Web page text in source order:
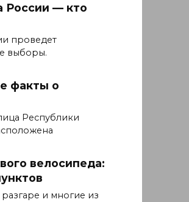
России — кто
проведет
выборы.
факты о
Республики
велосипеда:
и многие из